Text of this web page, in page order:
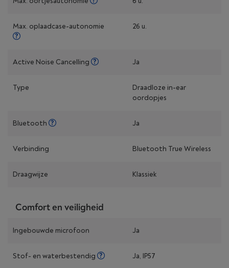
Max. oplaad­case-autonomie 26 u.
Active Noise Cancelling Ja
Type
Draadloze in-ear
oordopjes
Bluetooth Ja
Verbinding Bluetooth True Wireless
Draagwijze Klassiek
Comfort en veiligheid
Ingebouwde microfoon Ja
Stof- en waterbestendig Ja, IP57